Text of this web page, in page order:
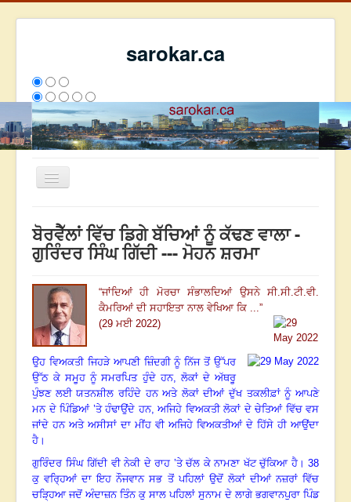
sarokar.ca
Toggle
ਰਚਨਾਵਾਂ
ਸੰਪਰਕ
We have 148 guests and no members online
2797831
ਇਸ ਮਹੀਨੇ34056
ਬੋਰਵੈੱਲਾਂ ਵਿੱਚ ਡਿਗੇ ਬੱਚਿਆਂ ਨੂੰ ਕੱਢਣ ਵਾਲਾ -
ਗੁਰਿੰਦਰ ਸਿੰਘ ਗਿੱਦੀ --- ਮੋਹਨ ਸ਼ਰਮਾ
“ਜਾਂਦਿਆਂ ਹੀ ਮੋਰਚਾ ਸੰਭਾਲਦਿਆਂ ਉਸਨੇ ਸੀ.ਸੀ.ਟੀ.ਵੀ.
ਕੈਮਰਿਆਂ ਦੀ ਸਹਾਇਤਾ ਨਾਲ ਵੇਖਿਆ ਕਿ ...”
(29 ਮਈ 2022)
ਉਹ ਵਿਅਕਤੀ ਜਿਹੜੇ ਆਪਣੀ ਜ਼ਿੰਦਗੀ ਨੂੰ ਨਿੱਜ ਤੋਂ ਉੱਪਰ
ਉੱਠ ਕੇ ਸਮੂਹ ਨੂੰ ਸਮਰਪਿਤ ਹੁੰਦੇ ਹਨ, ਲੋਕਾਂ ਦੇ ਅੱਥਰੂ
ਪੁੰਝਣ ਲਈ ਯਤਨਸ਼ੀਲ ਰਹਿੰਦੇ ਹਨ ਅਤੇ ਲੋਕਾਂ ਦੀਆਂ ਦੁੱਖ ਤਕਲੀਫ਼ਾਂ ਨੂੰ ਆਪਣੇ
ਮਨ ਦੇ ਪਿੰਡਿਆਂ ’ਤੇ ਹੰਢਾਉਂਦੇ ਹਨ, ਅਜਿਹੇ ਵਿਅਕਤੀ ਲੋਕਾਂ ਦੇ ਚੇਤਿਆਂ ਵਿੱਚ ਵਸ
ਜਾਂਦੇ ਹਨ ਅਤੇ ਅਸੀਸਾਂ ਦਾ ਮੀਂਹ ਵੀ ਅਜਿਹੇ ਵਿਅਕਤੀਆਂ ਦੇ ਹਿੱਸੇ ਹੀ ਆਉਂਦਾ
ਹੈ ।
ਗੁਰਿੰਦਰ ਸਿੰਘ ਗਿੱਦੀ ਵੀ ਨੇਕੀ ਦੇ ਰਾਹ ’ਤੇ ਚੱਲ ਕੇ ਨਾਮਣਾ ਖੱਟ ਚੁੱਕਿਆ ਹੈ। 38
ਕੁ ਵਰ੍ਹਿਆਂ ਦਾ ਇਹ ਨੌਜਵਾਨ ਸਭ ਤੋਂ ਪਹਿਲਾਂ ਉਦੋਂ ਲੋਕਾਂ ਦੀਆਂ ਨਜ਼ਰਾਂ ਵਿੱਚ
ਚੜ੍ਹਿਆ ਜਦੋਂ ਅੰਦਾਜ਼ਨ ਤਿੰਨ ਕੁ ਸਾਲ ਪਹਿਲਾਂ ਸੁਨਾਮ ਦੇ ਲਾਗੇ ਭਗਵਾਨਪੁਰਾ ਪਿੰਡ